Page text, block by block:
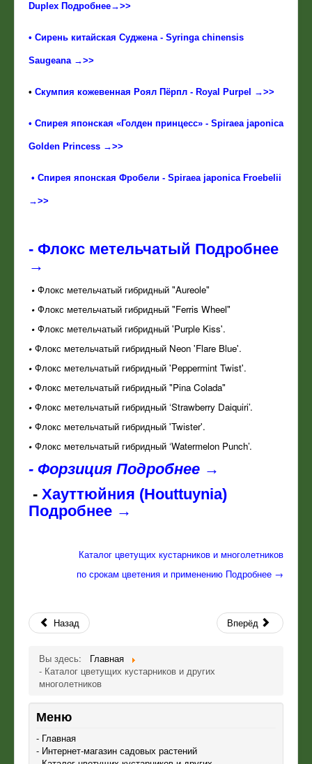
Duplex Подробнее→>>
• Сирень китайская Суджена - Syringa chinensis
Saugeana →>>
• Скумпия кожевенная Роял Пёрпл - Royal Purpel →>>
• Спирея японская «Голден принцесс» - Spiraea japonica
Golden Princess →>>
• Спирея японская Фробели - Spiraea japonica Froebelii
→>>
- Флокс метельчатый Подробнее
→
• Флокс метельчатый гибридный "Aureole"
• Флокс метельчатый гибридный "Ferris Wheel"
• Флокс метельчатый гибридный 'Purple Kiss'.
• Флокс метельчатый гибридный Neon 'Flare Blue'.
• Флокс метельчатый гибридный 'Peppermint Twist'.
• Флокс метельчатый гибридный "Pina Colada"
• Флокс метельчатый гибридный ‘Strawberry Daiquiri’.
• Флокс метельчатый гибридный 'Twister'.
• Флокс метельчатый гибридный ‘Watermelon Punch’.
- Форзиция Подробнее →
- Xауттюйния (Houttuynia)
Подробнее →
Каталог цветущих кустарников и многолетников
по срокам цветения и применению Подробнее →
Назад Вперёд
Вы здесь:
Главная
- Каталог цветущих кустарников и других
многолетников
Меню
- Главная
- Интернет-магазин садовых растений